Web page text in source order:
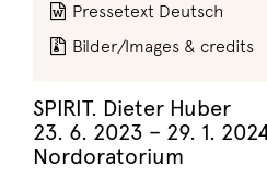
Pressetext Deutsch
Bilder/Images & credits
SPIRIT. Dieter Huber
23. 6. 2023 – 29. 1.
Nordoratorium